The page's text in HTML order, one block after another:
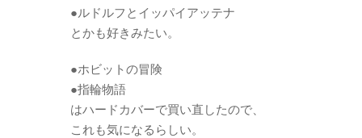
●ルドルフとイッパイアッテナ
とかも好きみたい。
●ホビットの冒険
●指輪物語
はハードカバーで買い直したので、
これも気になるらしい。